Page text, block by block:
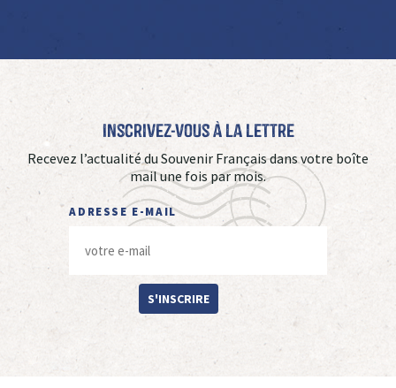
Inscrivez-vous à La Lettre
Recevez l’actualité du Souvenir Français dans votre boîte
mail une fois par mois.
ADRESSE E-MAIL
S'INSCRIRE